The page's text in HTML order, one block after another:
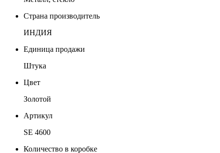
Страна производитель
ИНДИЯ
Единица продажи
Штука
Цвет
Золотой
Артикул
SE 4600
Количество в коробке